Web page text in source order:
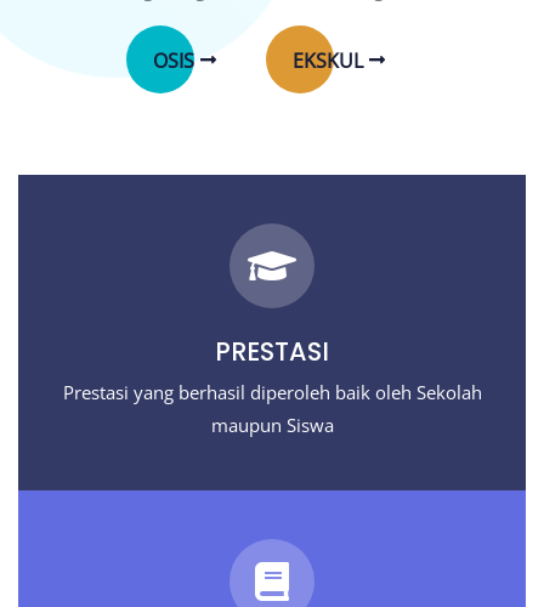
OSIS EKSKUL
PRESTASI
Prestasi yang berhasil diperoleh baik oleh Sekolah
maupun Siswa